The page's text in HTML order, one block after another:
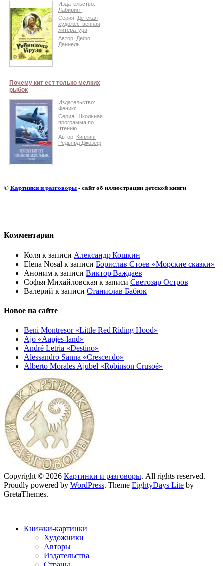
Издательство:
Лабиринт
Серия: Детская
художественная
литература
Автор: Дефо
Даниель
Почему кит ест только мелких
рыбок
Издательство:
Феникс
Серия: Школьная
программа по
чтению
Автор: Киплинг
Редьярд Джозеф
© Картинки и разговоры - сайт об иллюстрации детской книги
Комментарии
Коля к записи Александр Кошкин
Elena Nosal к записи Борислав Стоев «Морские сказки»
Аноним к записи Виктор Важдаев
Софья Михайловская к записи Светозар Остров
Валерий к записи Станислав Бабюк
Новое на сайте
Beni Montresor «Little Red Riding Hood»
Ajo «Aapjes-land»
André Letria «Destino»
Alessandro Sanna «Crescendo»
Alberto Morales Ajubel «Robinson Crusoé»
Copyright © 2026 Картинки и разговоры. All rights reserved.
Proudly powered by WordPress. Theme EightyDays Lite by
GretaThemes.
Книжки-картинки
Художники
Авторы
Издательства